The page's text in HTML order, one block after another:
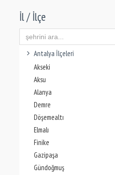
İl / İlçe
Antalya İlçeleri
Akseki
Aksu
Alanya
Demre
Döşemealtı
Elmalı
Finike
Gazipaşa
Gündoğmuş